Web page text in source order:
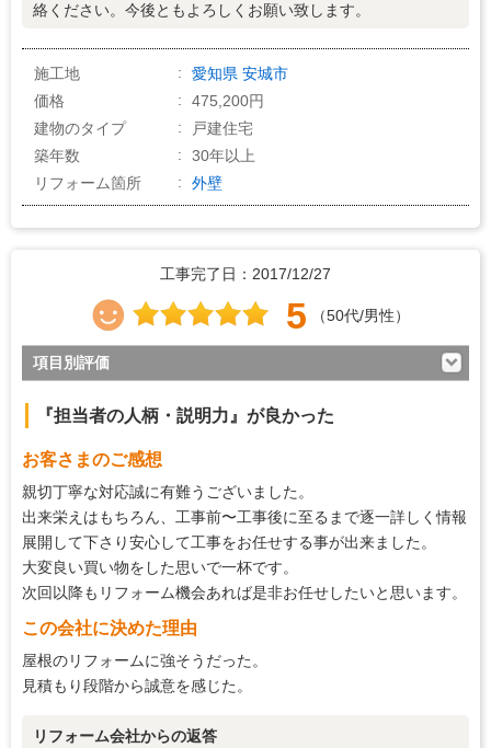
絡ください。今後ともよろしくお願い致します。
施工地 愛知県 安城市
価格
475,200円
建物のタイプ
戸建住宅
築年数
30年以上
リフォーム箇所
外壁
工事完了日：2017/12/27
5 （50代/男性）
項目別評価
説明の分かりやすさ 5
施工の段取り・管理 5
作業中の配慮 5
仕上がり
価格の納得感
『担当者の人柄・説明力』が良かった
お客さまのご感想
親切丁寧な対応誠に有難うございました。
出来栄えはもちろん、工事前〜工事後に至るまで逐一詳しく情報
展開して下さり安心して工事をお任せする事が出来ました。
大変良い買い物をした思いで一杯です。
次回以降もリフォーム機会あれば是非お任せしたいと思います。
この会社に決めた理由
屋根のリフォームに強そうだった。
見積もり段階から誠意を感じた。
リフォーム会社からの返答